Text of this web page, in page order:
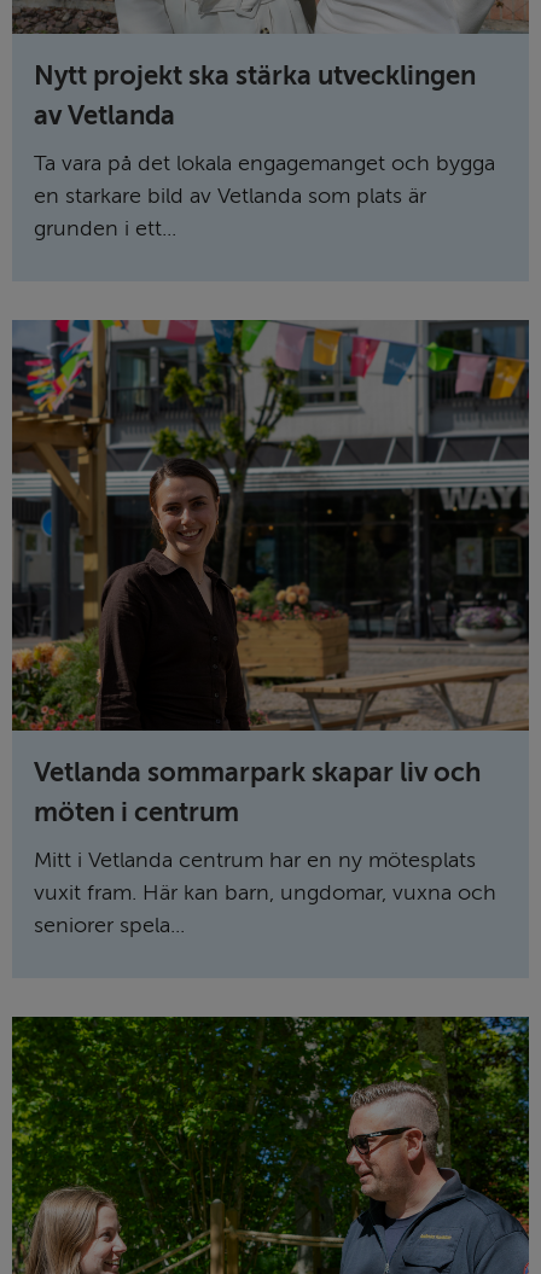
Nytt projekt ska stärka utvecklingen
av Vetlanda
Ta vara på det lokala engagemanget och bygga
en starkare bild av Vetlanda som plats är
grunden i ett...
Vetlanda sommarpark skapar liv och
möten i centrum
Mitt i Vetlanda centrum har en ny mötesplats
vuxit fram. Här kan barn, ungdomar, vuxna och
seniorer spela...